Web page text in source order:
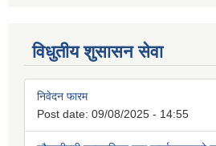
विधुतीय शुसासन सेवा
निवेदन फारम
Post date: 09/08/2025 - 14:55